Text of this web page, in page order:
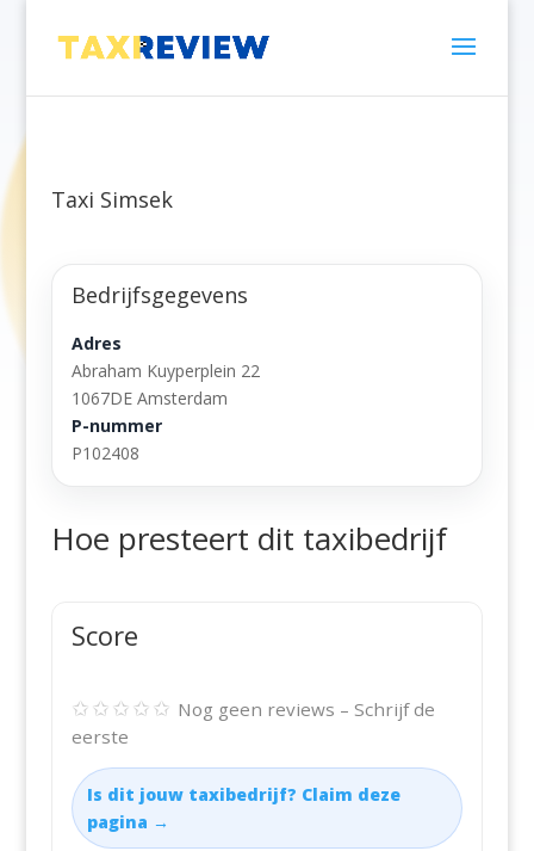
Taxi Simsek
Bedrijfsgegevens
Adres
Abraham Kuyperplein 22
1067DE Amsterdam
P-nummer
P102408
Hoe presteert dit taxibedrijf
Score
✩✩✩✩✩ Nog geen reviews – Schrijf de
eerste
Is dit jouw taxibedrijf? Claim deze
pagina →